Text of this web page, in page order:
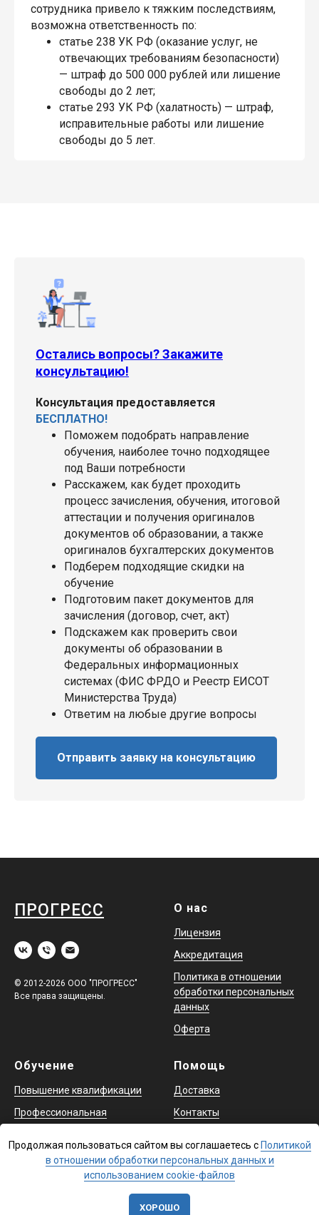
сотрудника привело к тяжким последствиям,
возможна ответственность по:
статье 238 УК РФ (оказание услуг, не
отвечающих требованиям безопасности)
— штраф до 500 000 рублей или лишение
свободы до 2 лет;
статье 293 УК РФ (халатность) — штраф,
исправительные работы или лишение
свободы до 5 лет.
Остались вопросы? Закажите
консультацию!
Консультация предоставляется
БЕСПЛАТНО!
Поможем подобрать направление
обучения, наиболее точно подходящее
под Ваши потребности
Расскажем, как будет проходить
процесс зачисления, обучения, итоговой
аттестации и получения оригиналов
документов об образовании, а также
оригиналов бухгалтерских документов
Подберем подходящие скидки на
обучение
Подготовим пакет документов для
зачисления (договор, счет, акт)
Подскажем как проверить свои
документы об образовании в
Федеральных информационных
системах (ФИС ФРДО и Реестр ЕИСОТ
Министерства Труда)
Ответим на любые другие вопросы
Отправить заявку на консультацию
ПРОГРЕСС
© 2012-2026 ООО "ПРОГРЕСС"
Все права защищены.
О нас
Лицензия
Аккредитация
Политика в отношении
обработки персональных
данных
Оферта
Обучение
Повышение квалификации
Профессиональная
переподготовка
Охрана труда и аттестация
в ЕИСОТ
Помощь
Доставка
Контакты
Продолжая пользоваться сайтом вы соглашаетесь с Политикой
в отношении обработки персональных данных и
использованием cookie-файлов
ХОРОШО